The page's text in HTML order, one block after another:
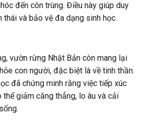
đến côn trùng. Điều này giúp duy
và bảo vệ đa dạng sinh học.
vườn rừng Nhật Bản còn mang lại
con người, đặc biệt là về tinh thần.
đã chứng minh rằng việc tiếp xúc
thể giảm căng thẳng, lo âu và cải